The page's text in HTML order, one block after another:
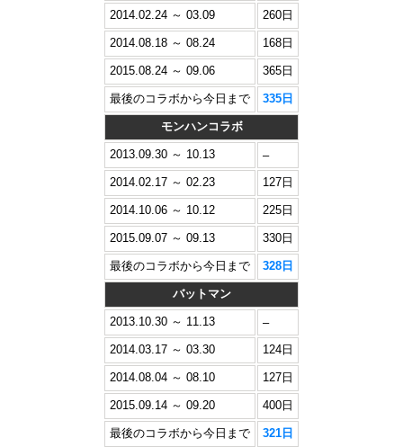
2014.02.24 ～ 03.09
260日
2014.08.18 ～ 08.24 168日
2015.08.24 ～ 09.06 365日
最後のコラボから今日まで 335日
モンハンコラボ
2013.09.30 ～ 10.13
–
2014.02.17 ～ 02.23
127日
2014.10.06 ～ 10.12 225日
2015.09.07 ～ 09.13 330日
最後のコラボから今日まで 328日
バットマン
2013.10.30 ～ 11.13
–
2014.03.17 ～ 03.30
124日
2014.08.04 ～ 08.10 127日
2015.09.14 ～ 09.20 400日
最後のコラボから今日まで 321日